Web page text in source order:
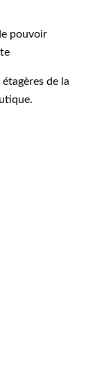
pouvoir
de la